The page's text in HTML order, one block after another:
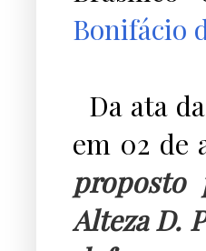
Bonifácio
Da ata
em 02 de
proposto
AltezaD.